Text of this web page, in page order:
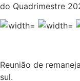
do Quadrimestre
Reunião de
sul.